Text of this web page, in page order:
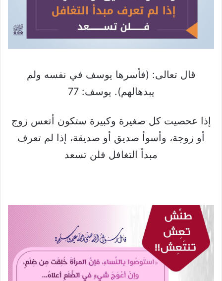
قال تعالى: (فأسرها يوسف في نفسه ولم
يبدهالهم). يوسف: 77
إذا عحصيت كل صغيرة وكبيرة ستكون أتعس زوج
أو زوجة، وأسوأ صديق أو صديقة، إذا لم تعرف
مبدأ التغافل فلن تسعد